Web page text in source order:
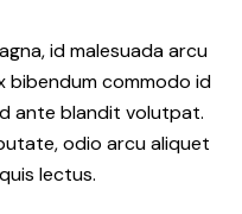
id malesuada arcu
bibendum commodo id
ante blandit volutpat.
odio arcu aliquet
lectus.